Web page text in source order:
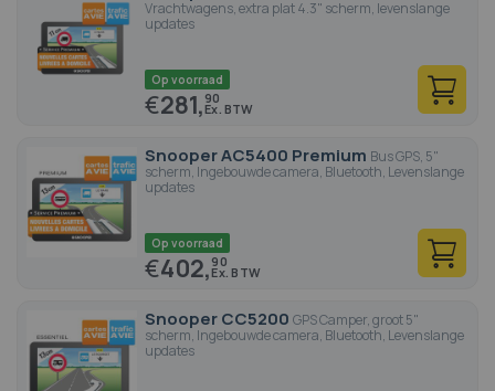
Vrachtwagens, extra plat 4.3" scherm, levenslange
updates
Op voorraad
€281,90
Snooper AC5400 Premium Bus GPS, 5"
scherm, Ingebouwde camera, Bluetooth, Levenslange
updates
Op voorraad
€402,90
Snooper CC5200 GPS Camper, groot 5"
scherm, Ingebouwde camera, Bluetooth, Levenslange
updates